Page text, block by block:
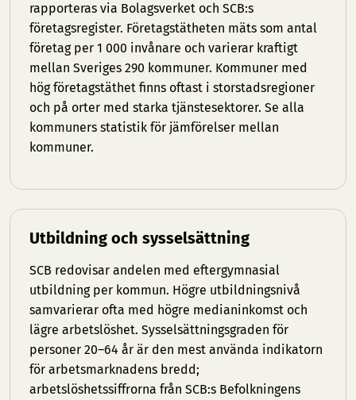
rapporteras via Bolagsverket och SCB:s
företagsregister. Företagstätheten mäts som antal
företag per 1 000 invånare och varierar kraftigt
mellan Sveriges 290 kommuner. Kommuner med
hög företagstäthet finns oftast i storstadsregioner
och på orter med starka tjänstesektorer. Se alla
kommuners statistik för jämförelser mellan
kommuner.
Utbildning och sysselsättning
SCB redovisar andelen med eftergymnasial
utbildning per kommun. Högre utbildningsnivå
samvarierar ofta med högre medianinkomst och
lägre arbetslöshet. Sysselsättningsgraden för
personer 20–64 år är den mest använda indikatorn
för arbetsmarknadens bredd;
arbetslöshetssiffrorna från SCB:s Befolkningens